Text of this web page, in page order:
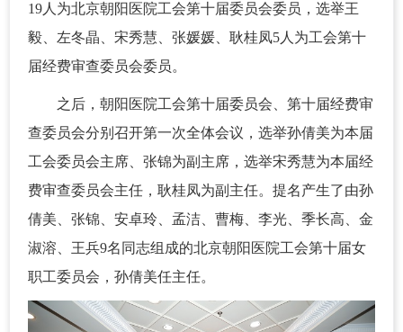
19人为北京朝阳医院工会第十届委员会委员，选举王
毅、左冬晶、宋秀慧、张媛媛、耿桂凤5人为工会第十
届经费审查委员会委员。
之后，朝阳医院工会第十届委员会、第十届经费审
查委员会分别召开第一次全体会议，选举孙倩美为本届
工会委员会主席、张锦为副主席，选举宋秀慧为本届经
费审查委员会主任，耿桂凤为副主任。提名产生了由孙
倩美、张锦、安卓玲、孟洁、曹梅、李光、季长高、金
淑溶、王兵9名同志组成的北京朝阳医院工会第十届女
职工委员会，孙倩美任主任。